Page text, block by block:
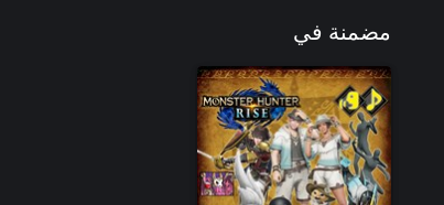
مضمنة في